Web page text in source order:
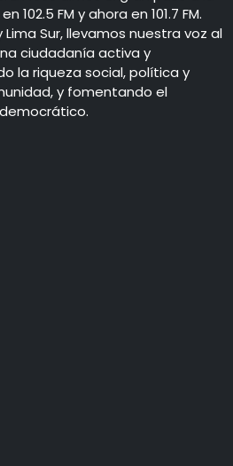
102.5 FM y ahora en 101.7 FM.
Lima Sur, llevamos nuestra voz al
ciudadanía activa y
la riqueza social, política y
y fomentando el